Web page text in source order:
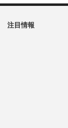
注目情報